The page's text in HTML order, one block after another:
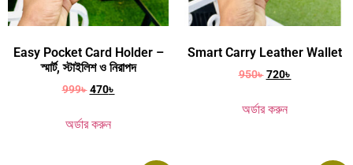
Easy Pocket Card Holder –
স্মার্ট, স্টাইলিশ ও নিরাপদ
999৳ 470৳
অর্ডার করুন
Smart Carry Leather Wallet
950৳ 720৳
অর্ডার করুন